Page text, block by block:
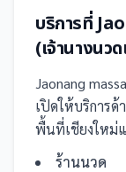
บริการที่
(เจ้านางนว
Jaonang
เปิดให้บริการ
พื้นที่เชียงใหม่แ
ร้านนวด